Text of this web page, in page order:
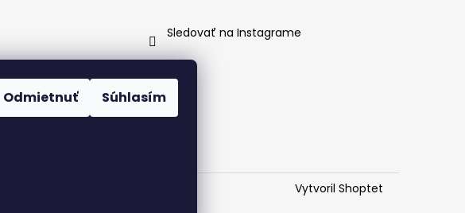
Odmietnuť Súhlasím
Sledovať na Instagrame
Vytvoril Shoptet